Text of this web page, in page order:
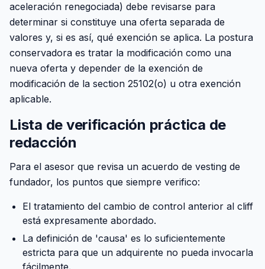
aceleración renegociada) debe revisarse para
determinar si constituye una oferta separada de
valores y, si es así, qué exención se aplica. La postura
conservadora es tratar la modificación como una
nueva oferta y depender de la exención de
modificación de la section 25102(o) u otra exención
aplicable.
Lista de verificación práctica de
redacción
Para el asesor que revisa un acuerdo de vesting de
fundador, los puntos que siempre verifico:
El tratamiento del cambio de control anterior al cliff
está expresamente abordado.
La definición de 'causa' es lo suficientemente
estricta para que un adquirente no pueda invocarla
fácilmente.